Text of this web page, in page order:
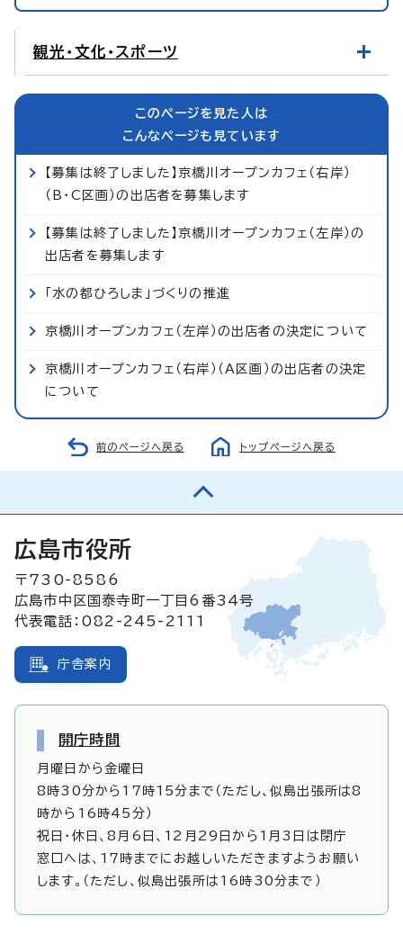
観光・文化・スポーツ
このページを見た人は
こんなページも見ています
【募集は終了しました】京橋川オープンカフェ（右岸）
（B・C区画）の出店者を募集します
【募集は終了しました】京橋川オープンカフェ（左岸）の
出店者を募集します
「水の都ひろしま」づくりの推進
京橋川オープンカフェ（左岸）の出店者の決定について
京橋川オープンカフェ（右岸）（A区画）の出店者の決定
について
前のページへ戻る トップページへ戻る
広島市役所
〒730-8586
広島市中区国泰寺町一丁目6番34号
代表電話：082-245-2111
庁舎案内
開庁時間
月曜日から金曜日
8時30分から17時15分まで（ただし、似島出張所は8
時から16時45分）
祝日・休日、8月6日、12月29日から1月3日は閉庁
窓口へは、17時までにお越しいただきますようお願い
します。（ただし、似島出張所は16時30分まで）